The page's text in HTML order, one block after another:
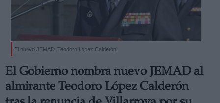
El nuevo JEMAD, Teodoro López Calderón.
El Gobierno nombra nuevo JEMAD al
almirante Teodoro López Calderón